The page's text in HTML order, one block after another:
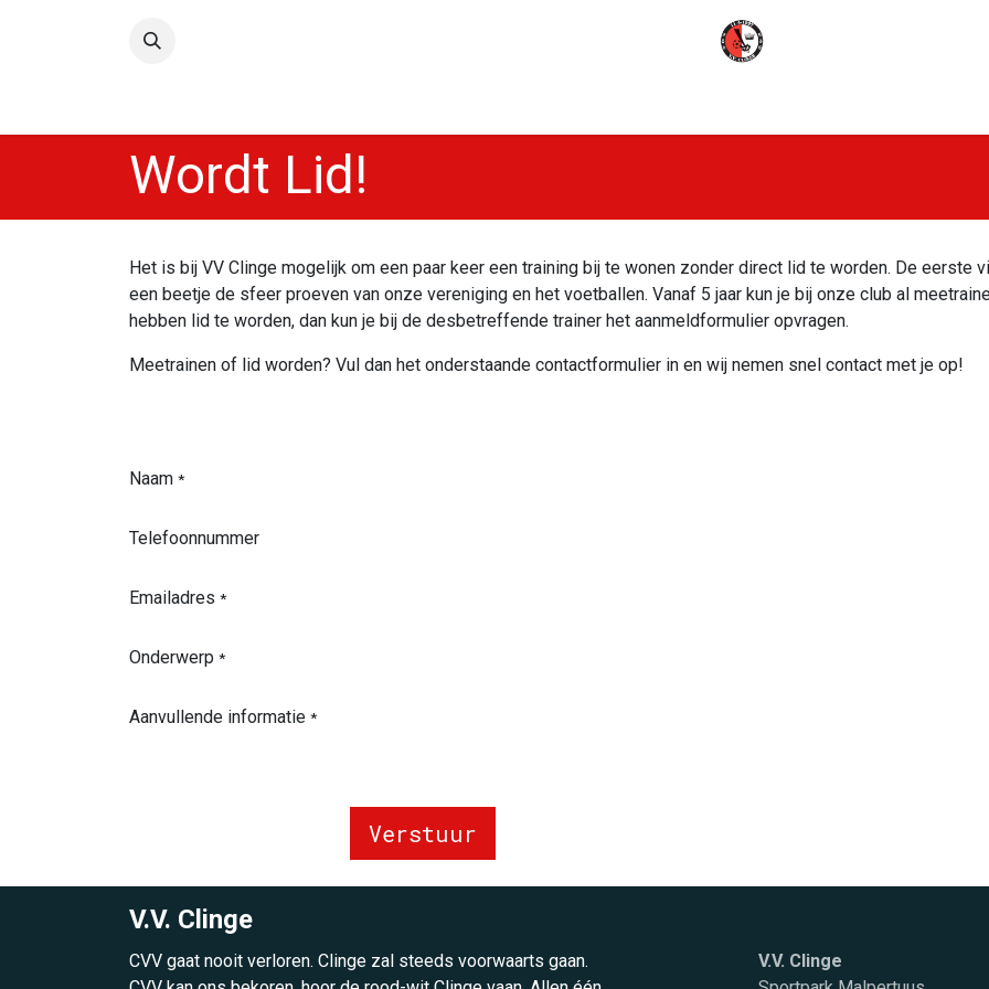
Wordt Lid!
Het is bij VV Clinge mogelijk om een paar keer een training bij te wonen zonder direct lid te worden. De eerste
een beetje de sfeer proeven van onze vereniging en het voetballen. Vanaf 5 jaar kun je bij onze club al
hebben lid te worden, dan kun je bij de desbetreffende trainer het aanmeldformulier opvragen.
Meetrainen of lid worden? Vul dan het onderstaande contactformulier in en wij nemen snel contact met je op!
Naam *
Telefoonnummer
Emailadres *
Onderwerp *
Aanvullende informatie *
Verstuur
V.V. Clinge
CVV gaat nooit verloren. Clinge zal steeds voorwaarts gaan.
V.V. Clinge